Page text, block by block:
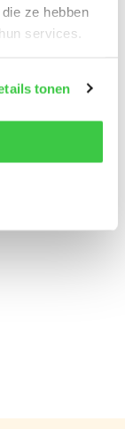
ze hebben
services.
tonen